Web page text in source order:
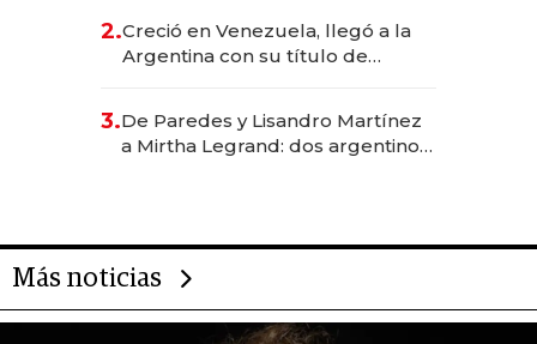
2.Creció en Venezuela, llegó a la
Argentina con su título de
las marcas "fast premium"
3.De Paredes y Lisandro Martínez
a Mirtha Legrand: dos argentinos
Más noticias